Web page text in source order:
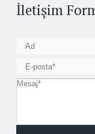
İletişim